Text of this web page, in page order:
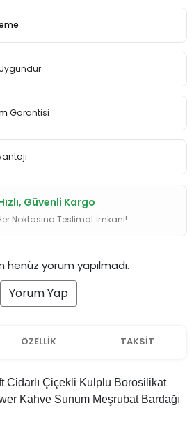
Garantisi
Güvenli Kargo
Noktasına Teslimat İmkanı!
henüz yorum yapılmadı.
Yorum Yap
ÖZELLİK TAKSİT
Cidarlı Çiçekli Kulplu Borosilikat
Kahve Sunum Meşrubat Bardağı